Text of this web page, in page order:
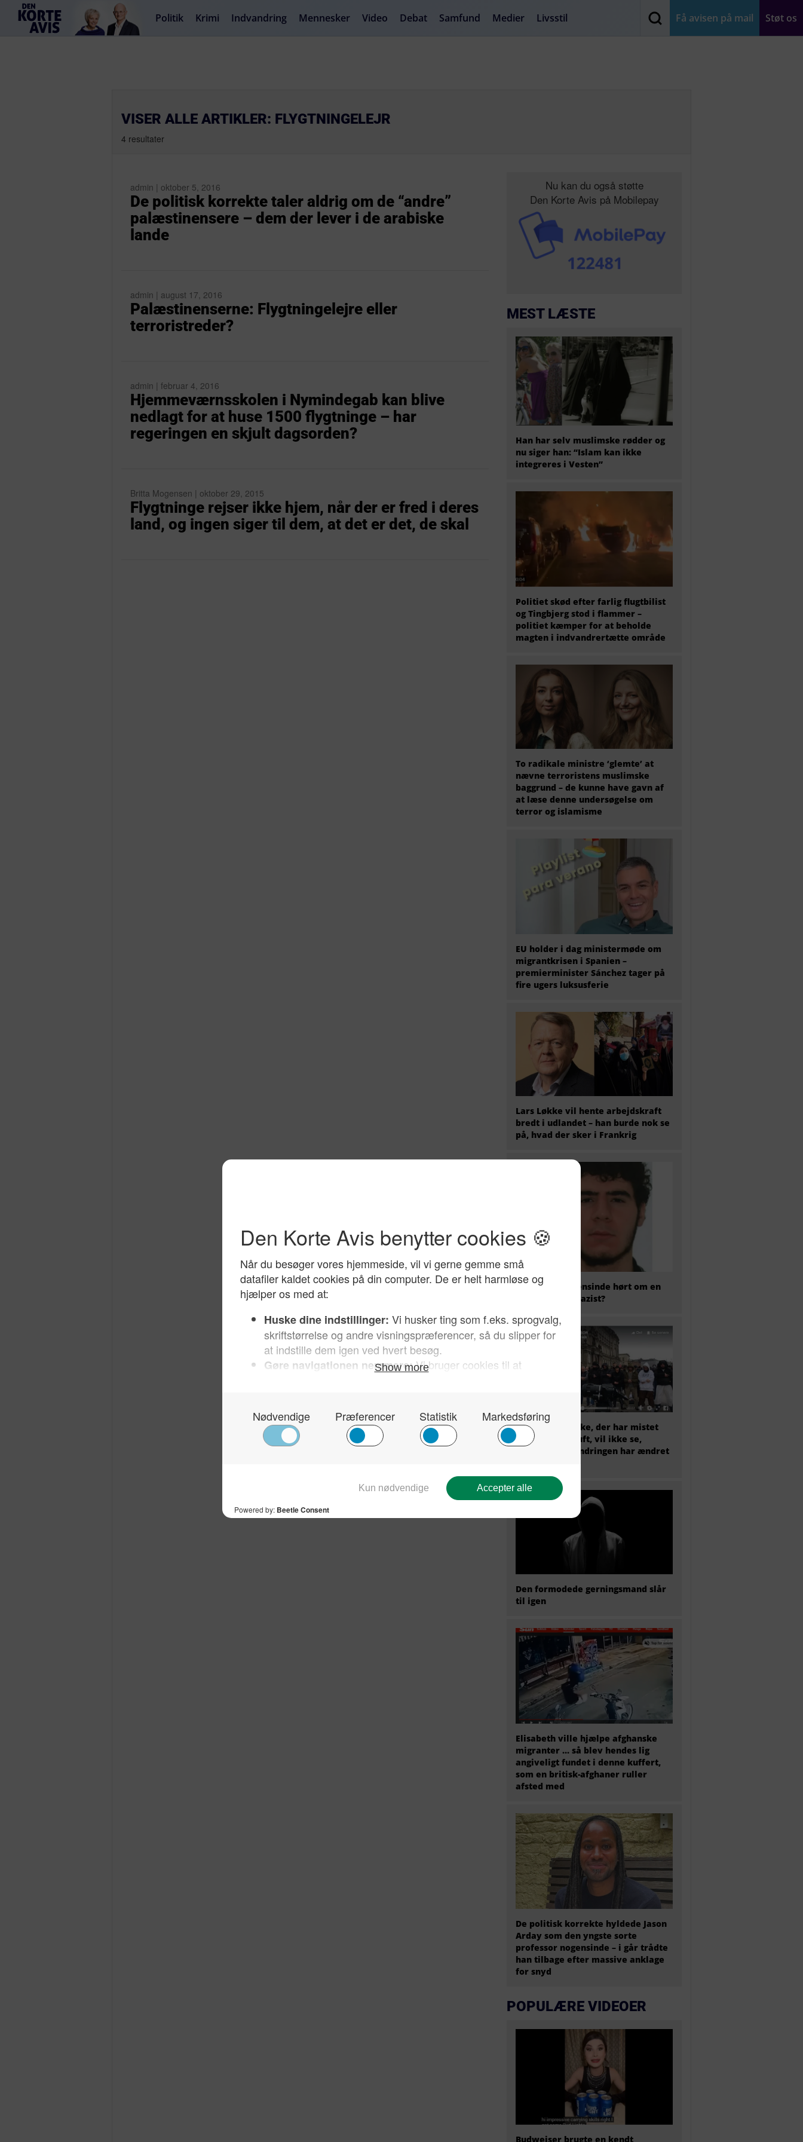
Få avisen på mail Støt os
Politik Krimi Indvandring Mennesker Video Debat Samfund Medier Livsstil
VISER ALLE ARTIKLER: FLYGTNINGELEJR
4 resultater
admin | oktober 5, 2016
De politisk korrekte taler aldrig om de “andre”
palæstinensere – dem der lever i de arabiske
lande
admin | august 17, 2016
Palæstinenserne: Flygtningelejre eller
terroristreder?
admin | februar 4, 2016
Hjemmeværnsskolen i Nymindegab kan blive
nedlagt for at huse 1500 flygtninge – har
regeringen en skjult dagsorden?
Britta Mogensen | oktober 29, 2015
Flygtninge rejser ikke hjem, når der er fred i deres
land, og ingen siger til dem, at det er det, de skal
Nu kan du også støtte
Den Korte Avis på Mobilepay
MEST LÆSTE
Han har selv muslimske rødder og
nu siger han: “Islam kan ikke
integreres i Vesten”
Politiet skød efter farlig flugtbilist
og Tingbjerg stod i flammer –
politiet kæmper for at beholde
magten i indvandrertætte område
To radikale ministre ‘glemte’ at
nævne terroristens muslimske
baggrund – de kunne have gavn af
at læse denne undersøgelse om
terror og islamisme
EU holder i dag ministermøde om
migrantkrisen i Spanien –
premierminister Sánchez tager på
fire ugers luksusferie
Lars Løkke vil hente arbejdskraft
bredt i udlandet – han burde nok se
på, hvad der sker i Frankrig
Hvem har nogensinde hørt om en
radikaliseret nazist?
Kun et menneske, der har mistet
sin sunde fornuft, vil ikke se,
hvordan indvandringen har ændret
Den formodede gerningsmand slår
til igen
Elisabeth ville hjælpe afghanske
migranter … så blev hendes lig
angiveligt fundet i denne kuffert,
som en britisk-afghaner ruller
afsted med
De politisk korrekte hyldede Jason
Arday som den yngste sorte
professor nogensinde – i går trådte
han tilbage efter massive anklage
for snyd
POPULÆRE VIDEOER
Budweiser brugte en kendt